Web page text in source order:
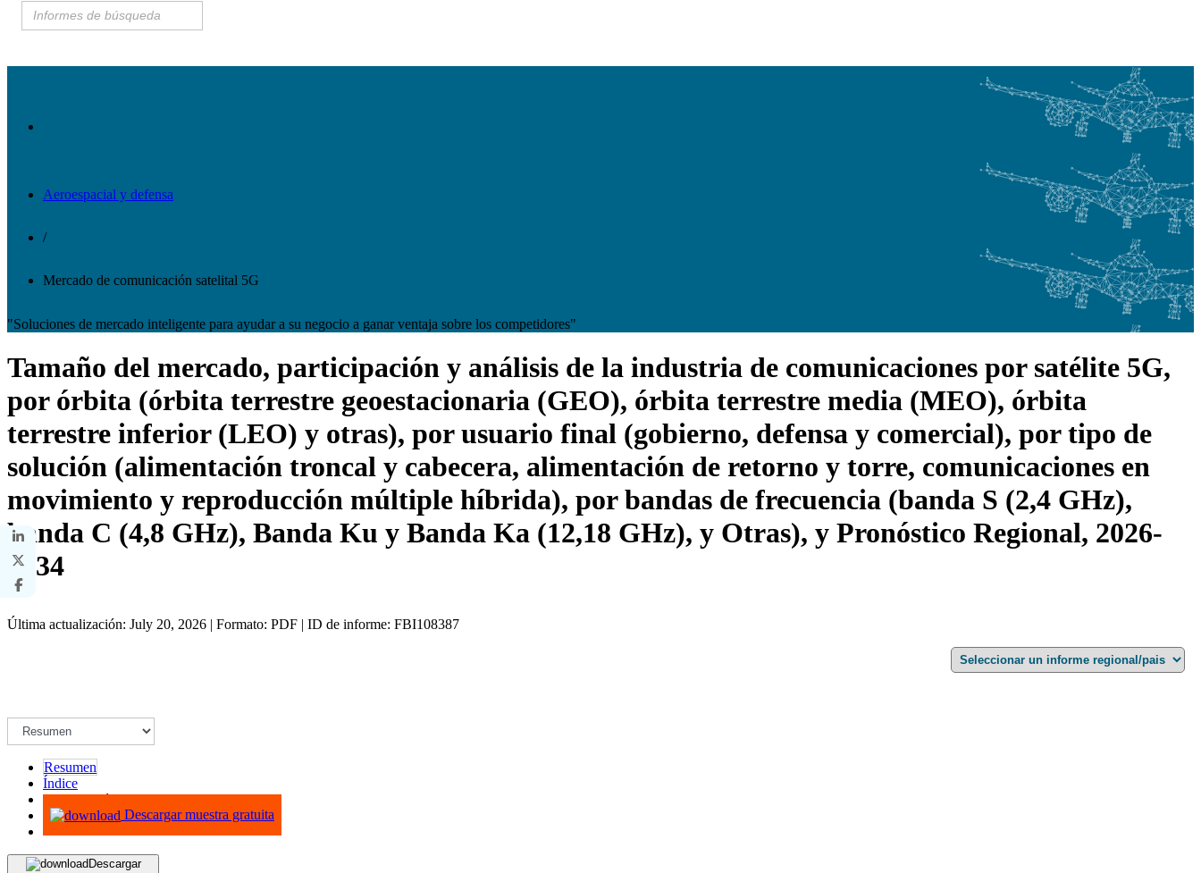
Aeroespacial y defensa
/
Mercado de comunicación satelital 5G
"Soluciones de mercado inteligente para ayudar a su negocio a ganar ventaja sobre los competidores"
Tamaño del mercado, participación y análisis de la industria de comunicaciones por satélite 5G,
por órbita (órbita terrestre geoestacionaria (GEO), órbita terrestre media (MEO), órbita
terrestre inferior (LEO) y otras), por usuario final (gobierno, defensa y comercial), por tipo de
solución (alimentación troncal y cabecera, alimentación de retorno y torre, comunicaciones en
movimiento y reproducción múltiple híbrida), por bandas de frecuencia (banda S (2,4 GHz),
banda C (4,8 GHz), Banda Ku y Banda Ka (12,18 GHz), y Otras), y Pronóstico Regional, 2026-
2034
Última actualización: July 20, 2026 | Formato: PDF | ID de informe: FBI108387
Resumen
Índice
Metodología
Descargar muestra gratuita
Descargar